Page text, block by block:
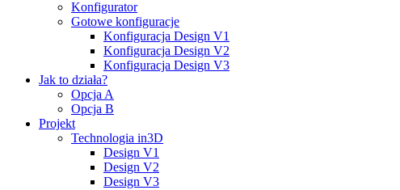
Konfigurator
Gotowe konfiguracje
Konfiguracja Design V1
Konfiguracja Design V2
Konfiguracja Design V3
Jak to działa?
Opcja A
Opcja B
Projekt
Technologia in3D
Design V1
Design V2
Design V3